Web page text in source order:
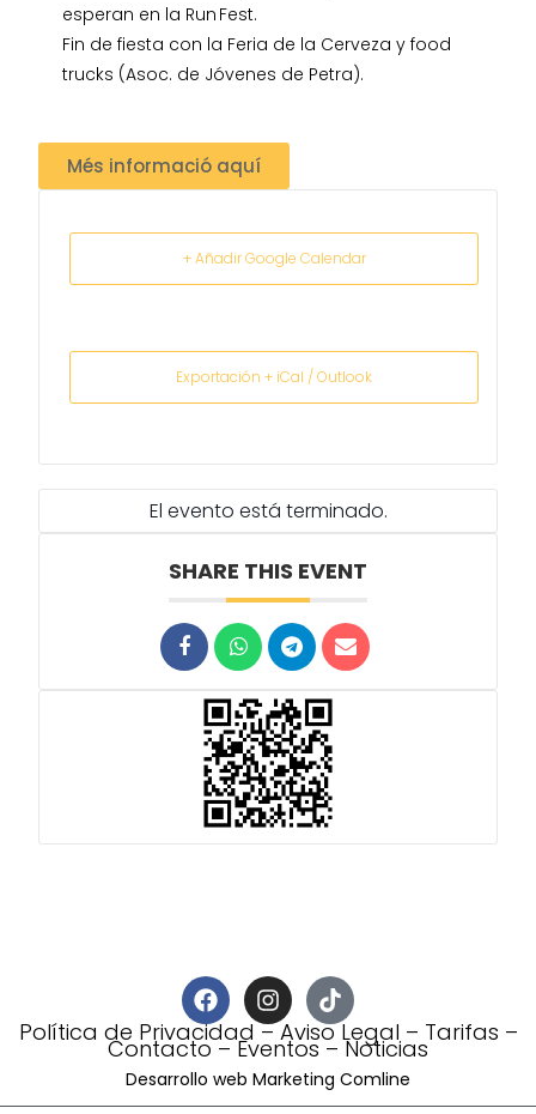
El evento está terminado.
SHARE THIS EVENT
esperan en la Run Fest.
Fin de fiesta con la Feria de la Cerveza y food
trucks (Asoc. de Jóvenes de Petra).
Més informació aquí
+ Añadir Google Calendar
Exportación + iCal / Outlook
Política de Privacidad–Aviso Legal – Tarifas –
Contacto–Eventos–Noticias
Desarrollo web Marketing Comline